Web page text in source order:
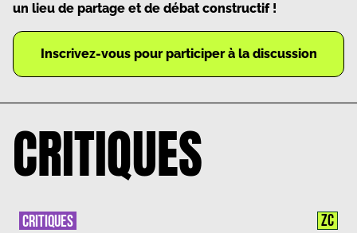
un lieu de partage et de débat constructif !
Inscrivez-vous pour participer à la discussion
CRITIQUES
CRITIQUES ZC